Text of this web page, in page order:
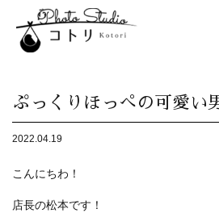
ぷっくりほっぺの可愛い
2022.04.19
こんにちわ！
店長の松本です！